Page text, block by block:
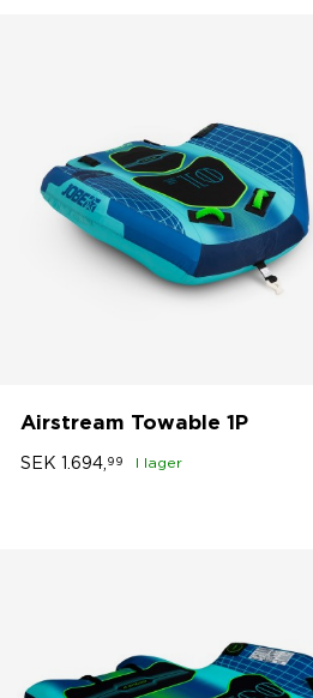
Airstream Towable 1P
SEK 1.694, 99 I lager